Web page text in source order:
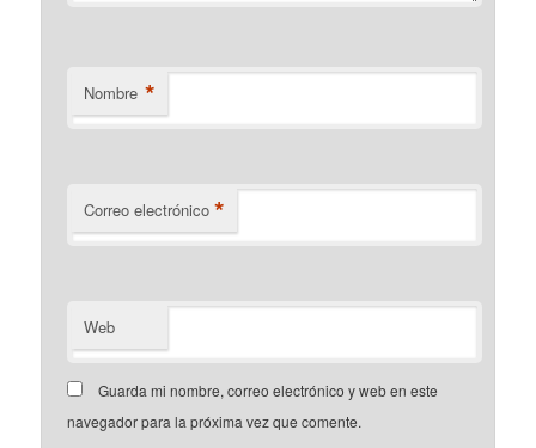
Nombre *
Correo electrónico *
Web
Guarda mi nombre, correo electrónico y web en este
navegador para la próxima vez que comente.